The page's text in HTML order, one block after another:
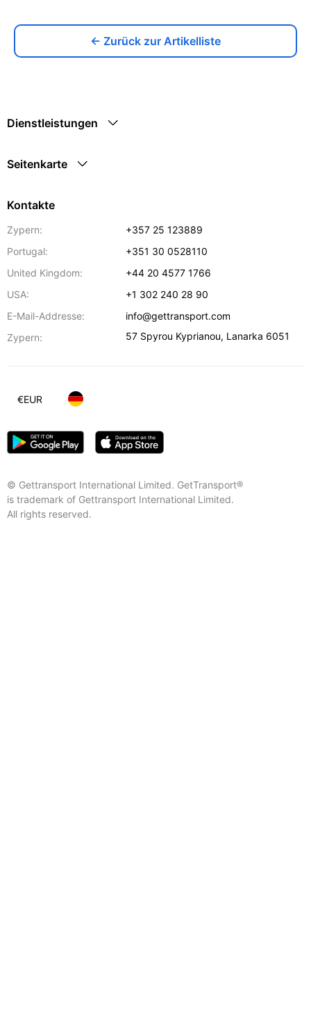
← Zurück zur Artikelliste
Dienstleistungen
Seitenkarte
Kontakte
Zypern:
+357 25 123889
Portugal:
+351 30 0528110
United Kingdom:
+44 20 4577 1766
USA:
+1 302 240 28 90
E-Mail-Addresse:
info@gettransport.com
Zypern:
57 Spyrou Kyprianou, Lanarka 6051
© Gettransport International Limited. GetTransport®
is trademark of Gettransport International Limited.
All rights reserved.
€EUR